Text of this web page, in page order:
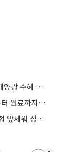
美 폴리실리콘 ‘가격 하한선’ 세웠다…K태양광 수혜 기대
K배터리, 북미·유럽 공급망 선점전…셀부터 원료까지 현지화
LG엔솔, 2개 분기 만에 흑자…ESS·원통형 앞세워 성장 가속